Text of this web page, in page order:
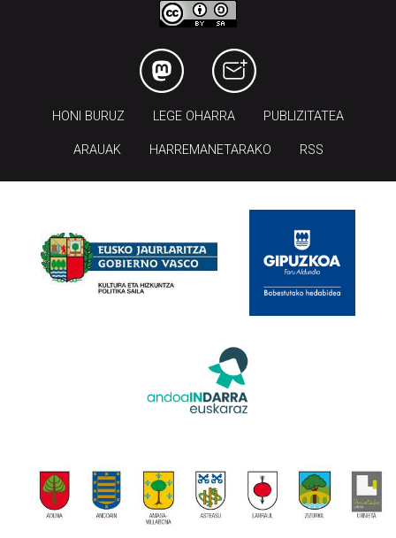
HONI BURUZ LEGE OHARRA PUBLIZITATEA
ARAUAK HARREMANETARAKO RSS